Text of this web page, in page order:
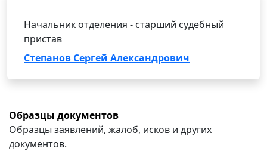
Начальник отделения - старший судебный
пристав
Степанов Сергей Александрович
Образцы документов
Образцы заявлений, жалоб, исков и других
документов.